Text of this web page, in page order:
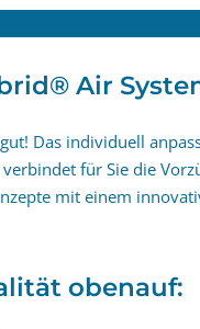
Air
Das individuell
verbindet für Sie die
mit einem
obenauf: